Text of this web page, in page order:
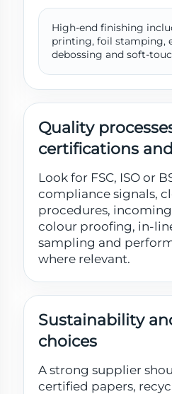
High-end finishing
printing, foil stamping,
debossing and soft-
Quality
certifications
Look for FSC, ISO or
compliance signals,
procedures,
colour proofing, in-
sampling and
where relevant.
Sustainability
choices
A strong supplier
certified papers,